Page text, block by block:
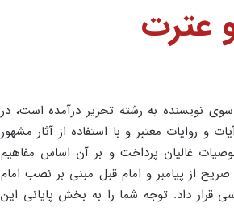
عترت
نویسنده به رشته تحریر درآمده است، در
روایات معتبر و با استفاده از آثار مشهور
غالیان پرداخت و بر آن اساس مفاهیم
از پیامبر و امام قبل مبنی بر نصب امام
قرار داد. توجه شما را به بخش پایانی این